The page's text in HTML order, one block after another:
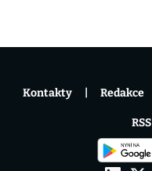
Kontakty Redakce
RSS